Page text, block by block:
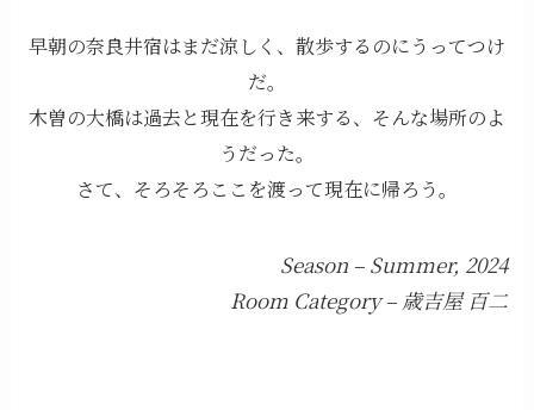
早朝の奈良井宿はまだ涼しく、散歩するのにうってつけ
だ。
木曽の大橋は過去と現在を行き来する、そんな場所のよ
うだった。
さて、そろそろここを渡って現在に帰ろう。
Season – Summer, 2024
Room Category – 歳吉屋 百二